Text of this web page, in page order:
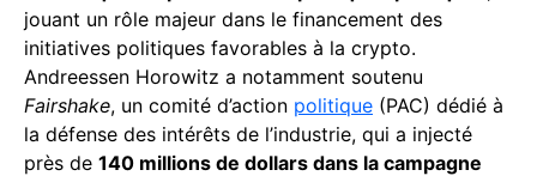
jouant un rôle majeur dans le financement des
initiatives politiques favorables à la crypto.
Andreessen Horowitz a notamment soutenu
Fairshake, un comité d’action politique (PAC) dédié à
la défense des intérêts de l’industrie, qui a injecté
près de 140 millions de dollars dans la campagne